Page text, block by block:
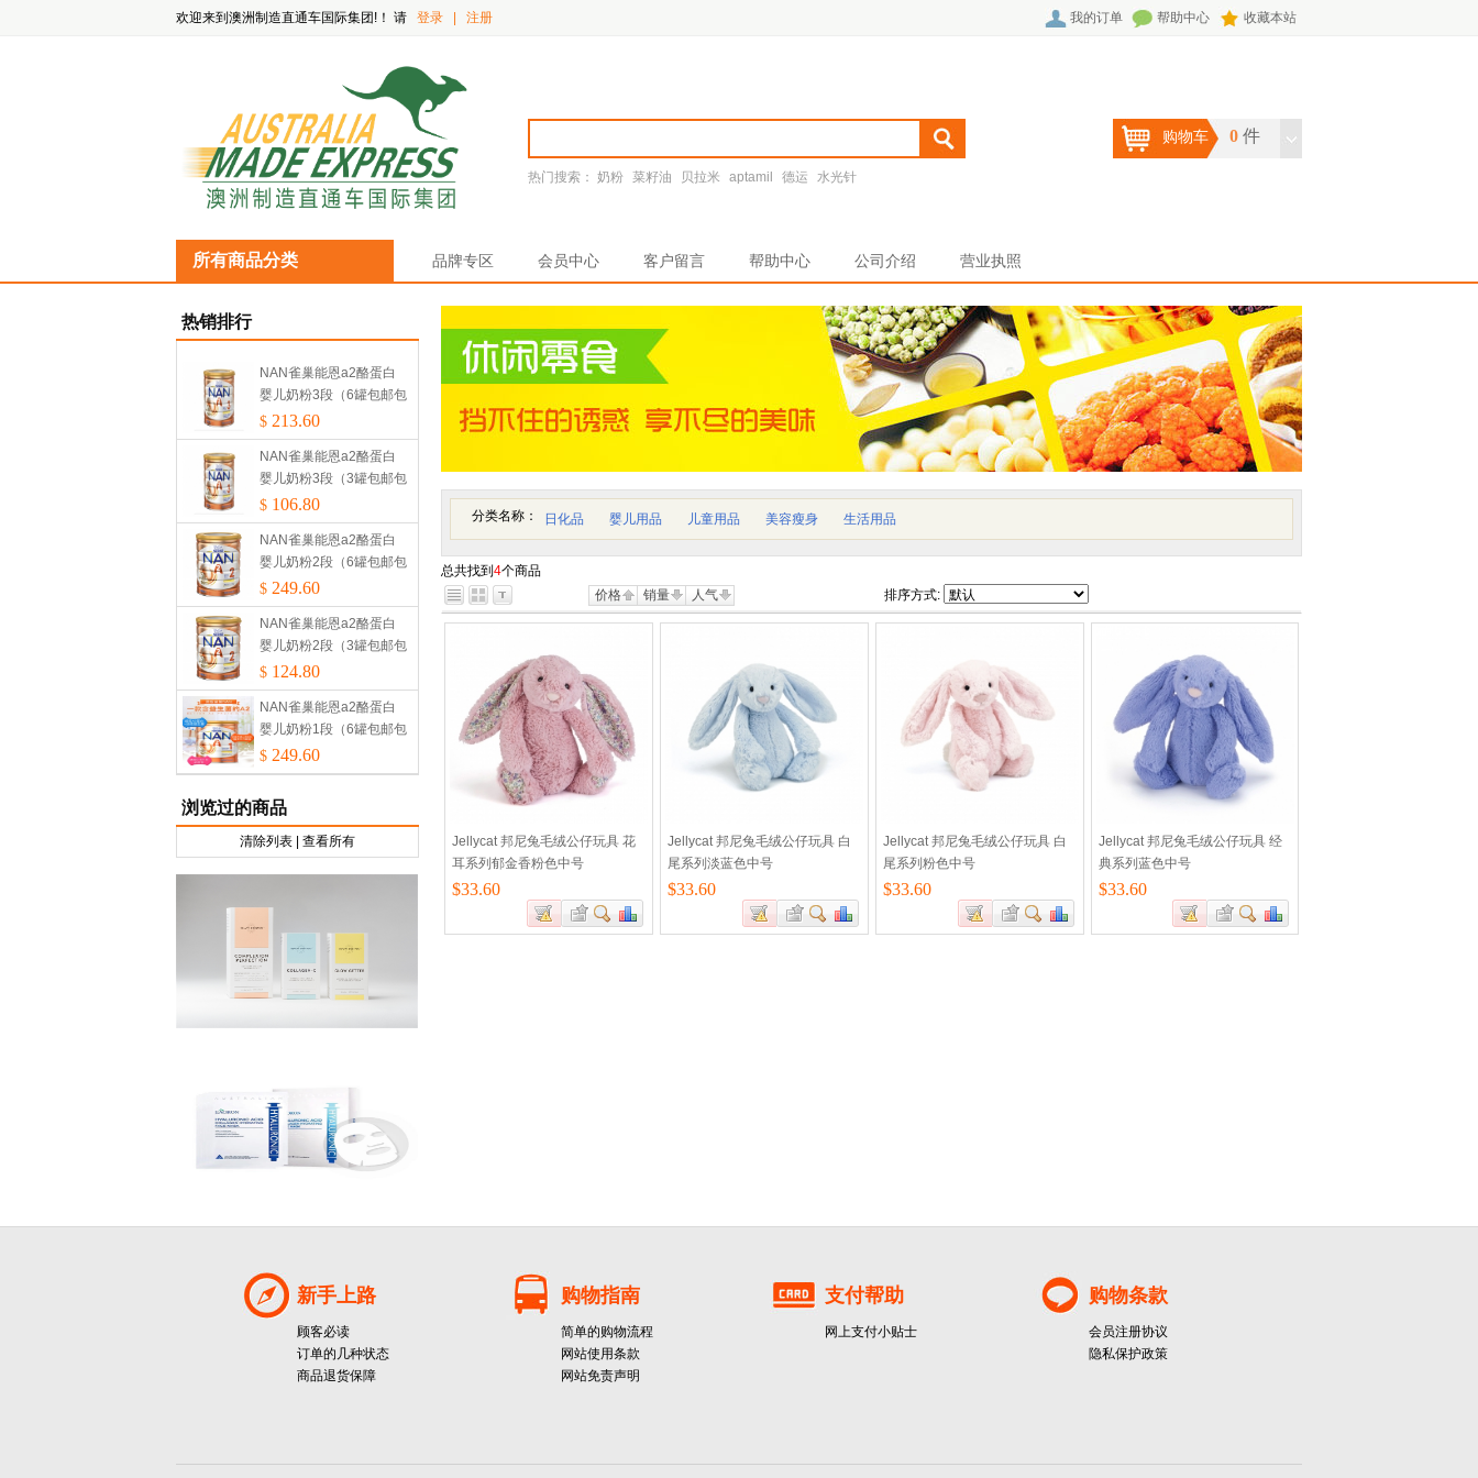
欢迎来到澳洲制造直通车国际集团!！ 请 登录 注册 我的订单 帮助中心 收藏本站
热门搜索： 奶粉 菜籽油 贝拉米 aptamil 德运 水光针
购物车 0 件
所有商品分类 品牌专区 会员中心 客户留言 帮助中心 公司介绍 营业执照
热销排行
NAN雀巢能恩a2酪蛋白
婴儿奶粉3段（6罐包邮包
税）
$ 213.60
NAN雀巢能恩a2酪蛋白
婴儿奶粉3段（3罐包邮包
税）
$ 106.80
NAN雀巢能恩a2酪蛋白
婴儿奶粉2段（6罐包邮包
税）
$ 249.60
NAN雀巢能恩a2酪蛋白
婴儿奶粉2段（3罐包邮包
税）
$ 124.80
NAN雀巢能恩a2酪蛋白
婴儿奶粉1段（6罐包邮包
税）
$ 249.60
浏览过的商品
清除列表 查看所有
分类名称： 日化品 婴儿用品 儿童用品 美容瘦身 生活用品
总共找到 4个商品
价格
销量 人气 排序方式:
Jellycat 邦尼兔毛绒公仔玩具 花
耳系列郁金香粉色中号
$33.60
Jellycat 邦尼兔毛绒公仔玩具 白
尾系列淡蓝色中号
$33.60
Jellycat 邦尼兔毛绒公仔玩具 白
尾系列粉色中号
$33.60
Jellycat 邦尼兔毛绒公仔玩具 经
典系列蓝色中号
$33.60
新手上路
顾客必读
订单的几种状态
商品退货保障
购物指南
简单的购物流程
网站使用条款
网站免责声明
支付帮助
网上支付小贴士
购物条款
会员注册协议
隐私保护政策